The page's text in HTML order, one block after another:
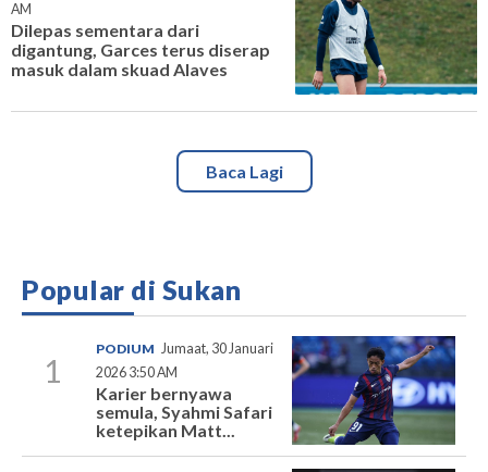
AM
Dilepas sementara dari
digantung, Garces terus diserap
masuk dalam skuad Alaves
Baca Lagi
Popular di Sukan
1
PODIUM Jumaat, 30 Januari
2026 3:50 AM
Karier bernyawa
semula, Syahmi Safari
ketepikan Matt...